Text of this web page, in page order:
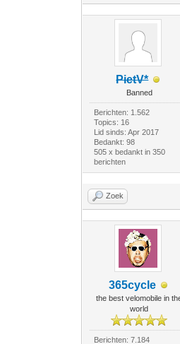
PietV*
Banned
Berichten: 1.562
Topics: 16
Lid sinds: Apr 2017
Bedankt: 98
505 x bedankt in 350
berichten
Zoek
365cycle
the best velomobile in
world
Berichten: 7.184